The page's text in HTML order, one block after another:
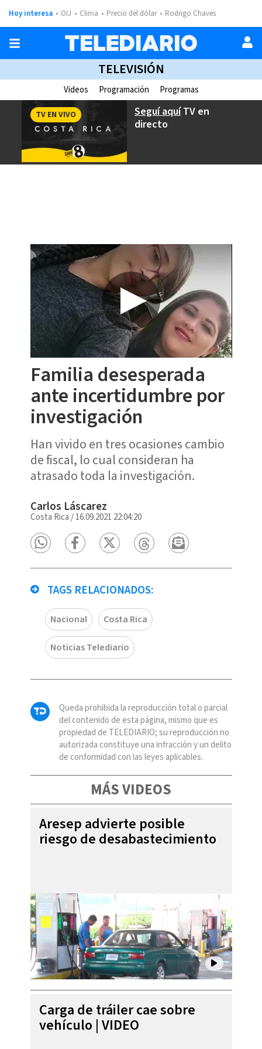
Hoy interesa OIJ Clima Precio del dólar Rodrigo Chaves
TELEVISIÓN
Videos Programación Programas
Seguí aquíTV en
directo
TV EN VIVO
Familia desesperada
ante incertidumbre por
investigación
Han vivido en tres ocasiones cambio
de fiscal, lo cual consideran ha
atrasado toda la investigación.
Carlos Láscarez
Costa Rica /16.09.2021 22:04:20
TAGS RELACIONADOS:
Nacional Costa Rica
Noticias Telediario
Queda prohibida la reproducción total o parcial
del contenido de esta página, mismo que es
propiedad de TELEDIARIO; su reproducción no
autorizada constituye una infracción y un delito
de conformidad con las leyes aplicables.
MÁS VIDEOS
Aresep advierte posible
riesgo de desabastecimiento
Carga de tráiler cae sobre
vehículo | VIDEO